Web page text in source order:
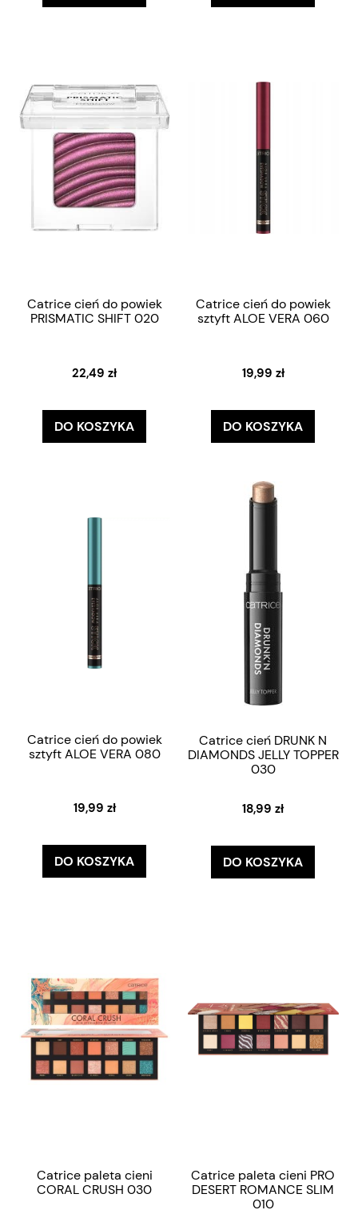
Catrice cień do powiek
PRISMATIC SHIFT 020
22,49 zł
DO KOSZYKA
Catrice cień do powiek
sztyft ALOE VERA 060
19,99 zł
DO KOSZYKA
Catrice cień do powiek
sztyft ALOE VERA 080
19,99 zł
DO KOSZYKA
Catrice cień DRUNK N
DIAMONDS JELLY TOPPER
030
18,99 zł
DO KOSZYKA
Catrice paleta cieni
CORAL CRUSH 030
Catrice paleta cieni PRO
DESERT ROMANCE SLIM
010